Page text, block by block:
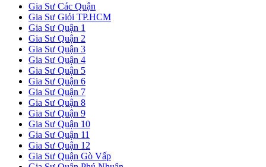
Gia Sư Các Quận
Gia Sư Giỏi TP.HCM
Gia Sư Quận 1
Gia Sư Quận 2
Gia Sư Quận 3
Gia Sư Quận 4
Gia Sư Quận 5
Gia Sư Quận 6
Gia Sư Quận 7
Gia Sư Quận 8
Gia Sư Quận 9
Gia Sư Quận 10
Gia Sư Quận 11
Gia Sư Quận 12
Gia Sư Quận Gò Vấp